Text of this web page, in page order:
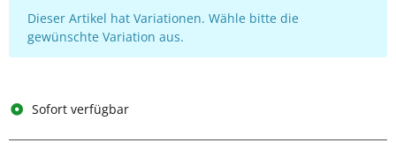
x
Dieser Artikel hat Variationen. Wähle bitte die
gewünschte Variation aus.
Sofort verfügbar